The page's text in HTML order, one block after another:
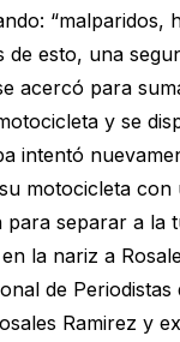
“malparidos,
de esto, una
acercó para
y se
intentó
motocicleta
para separar a la
la nariz a
de
Ramirez y